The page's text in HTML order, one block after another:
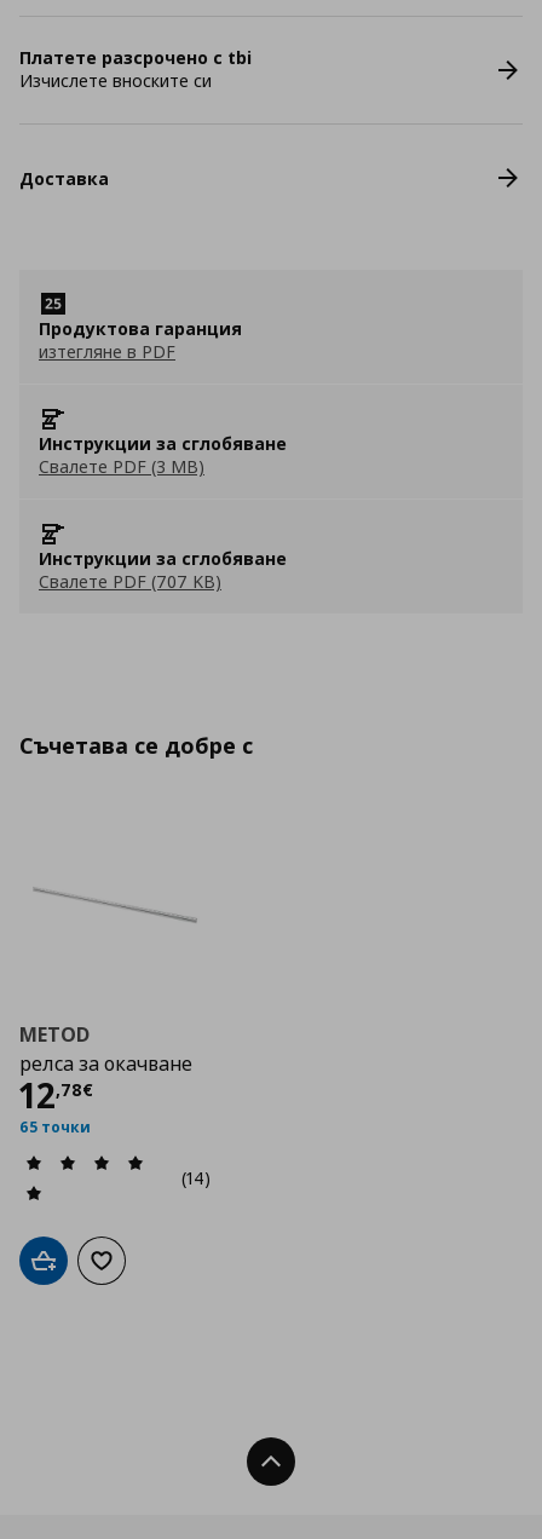
Платете разсрочено с tbi
Изчислете вноските си
Доставка
Продуктова гаранция
изтегляне в PDF
Инструкции за сглобяване
Свалете PDF (3 MB)
Инструкции за сглобяване
Свалете PDF (707 KB)
Съчетава се добре с
METOD
релса за окачване
12,78€
Цена
65 точки
(14)
Добави в кошницата
Добави към списъка с любими
Нагоре